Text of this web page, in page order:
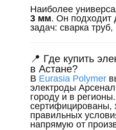
Наиболее
3 мм. Он подходит
задач: сварка
📍 Где купить
в Астане?
В Eurasia Polymer
электроды
городу и в
сертифицированы,
правильных
напрямую от